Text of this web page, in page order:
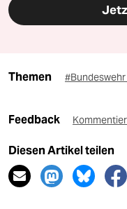
Themen #Bundeswehr
Feedback
Diesen Artikel teilen